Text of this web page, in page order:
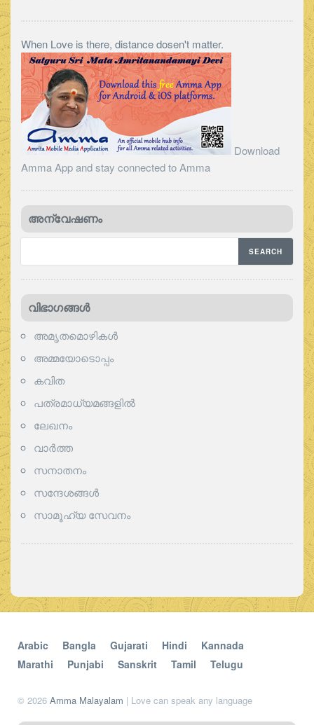
When Love is there, distance dosen't matter.
Download
Amma App and stay connected to Amma
അന്വേഷണം
വിഭാഗങ്ങള്‍
അമൃതമൊഴികള്‍
അമ്മയോടൊപ്പം
കവിത
പത്രമാധ്യമങ്ങളില്‍
ലേഖനം
വാര്‍ത്ത
സനാതനം
സന്ദേശങ്ങൾ
സാമൂഹ്യ സേവനം
Arabic Bangla Gujarati Hindi
Kannada
Marathi
Punjabi Sanskrit Tamil Telugu
© 2026 Amma Malayalam | Love can speak any language